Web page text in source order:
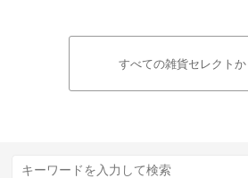
すべての雑貨セレクト